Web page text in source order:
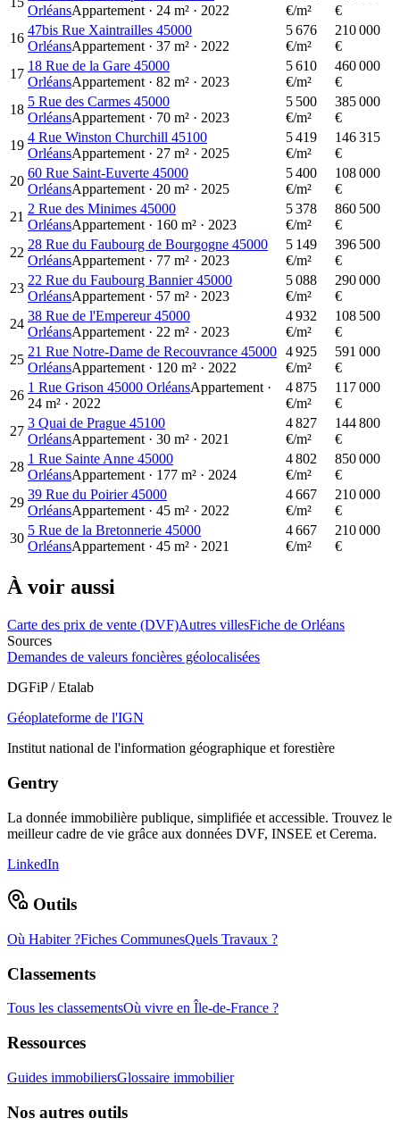
OrléansAppartement · 24 m² · 2022
€/m²
€
16
47bis Rue Xaintrailles 45000
OrléansAppartement · 37 m² · 2022
5 676
€/m²
210 000
€
17
18 Rue de la Gare 45000
OrléansAppartement · 82 m² · 2023
5 610
€/m²
460 000
€
18
5 Rue des Carmes 45000
OrléansAppartement · 70 m² · 2023
5 500
€/m²
385 000
€
19
4 Rue Winston Churchill 45100
OrléansAppartement · 27 m² · 2025
5 419
€/m²
146 315
€
20
60 Rue Saint-Euverte 45000
OrléansAppartement · 20 m² · 2025
5 400
€/m²
108 000
€
21
2 Rue des Minimes 45000
OrléansAppartement · 160 m² · 2023
5 378
€/m²
860 500
€
22
28 Rue du Faubourg de Bourgogne 45000
OrléansAppartement · 77 m² · 2023
5 149
€/m²
396 500
€
23
22 Rue du Faubourg Bannier 45000
OrléansAppartement · 57 m² · 2023
5 088
€/m²
290 000
€
24
38 Rue de l'Empereur 45000
OrléansAppartement · 22 m² · 2023
4 932
€/m²
108 500
€
25
21 Rue Notre-Dame de Recouvrance 45000
OrléansAppartement · 120 m² · 2022
4 925
€/m²
591 000
€
26
1 Rue Grison 45000 OrléansAppartement ·
24 m² · 2022
4 875
€/m²
117 000
€
27
3 Quai de Prague 45100
OrléansAppartement · 30 m² · 2021
4 827
€/m²
144 800
€
28
1 Rue Sainte Anne 45000
OrléansAppartement · 177 m² · 2024
4 802
€/m²
850 000
€
29
39 Rue du Poirier 45000
OrléansAppartement · 45 m² · 2022
4 667
€/m²
210 000
€
30
5 Rue de la Bretonnerie 45000
OrléansAppartement · 45 m² · 2021
4 667
€/m²
210 000
€
À voir aussi
Carte des prix de vente (DVF)Autres villesFiche de Orléans
Sources
Demandes de valeurs foncières géolocalisées
DGFiP / Etalab
Géoplateforme de l'IGN
Institut national de l'information géographique et forestière
Gentry
La donnée immobilière publique, simplifiée et accessible. Trouvez le
meilleur cadre de vie grâce aux données DVF, INSEE et Cerema.
LinkedIn
Outils
Où Habiter ?Fiches CommunesQuels Travaux ?
Classements
Tous les classementsOù vivre en Île-de-France ?
Ressources
Guides immobiliersGlossaire immobilier
Nos autres outils